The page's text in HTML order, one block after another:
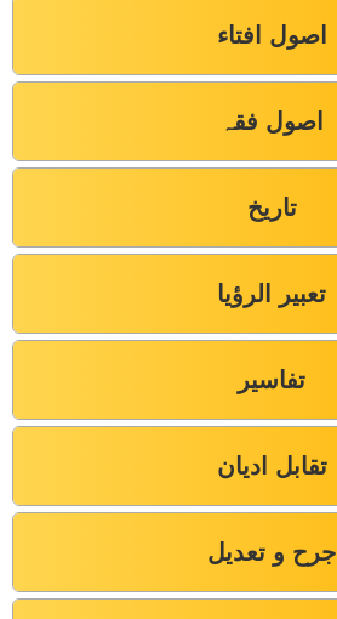
اصول افتاء
اصول فقہ
تاریخ
تعبیر الرؤیا
تفاسیر
تقابل ادیان
جرح و تعدیل